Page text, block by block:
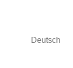
Deutsch